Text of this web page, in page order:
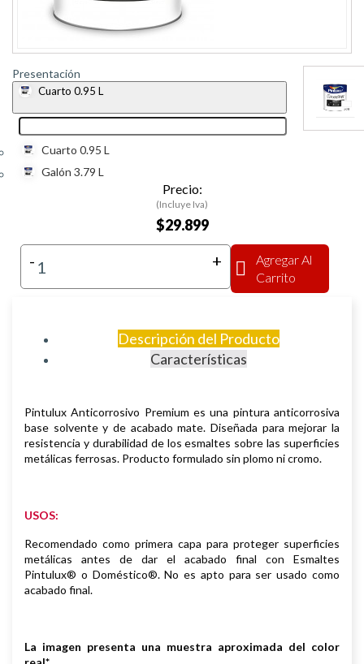
Presentación
Cuarto 0.95 L
Cuarto 0.95 L
Galón 3.79 L
Precio:
(Incluye Iva)
$29.899
- +
Agregar Al
Carrito
Descripción del Producto
Características
Pintulux Anticorrosivo Premium es una pintura anticorrosiva
base solvente y de acabado mate. Diseñada para mejorar la
resistencia y durabilidad de los esmaltes sobre las superficies
metálicas ferrosas. Producto formulado sin plomo ni cromo.
USOS:
Recomendado como primera capa para proteger superficies
metálicas antes de dar el acabado final con Esmaltes
Pintulux® o Doméstico®. No es apto para ser usado como
acabado final.
La imagen presenta una muestra aproximada del color